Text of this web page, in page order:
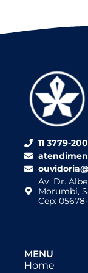
11 3779-
Av. Dr.
Morumbi,
Cep:
MENU
Home